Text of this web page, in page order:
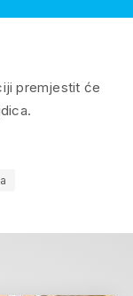
premjestit će